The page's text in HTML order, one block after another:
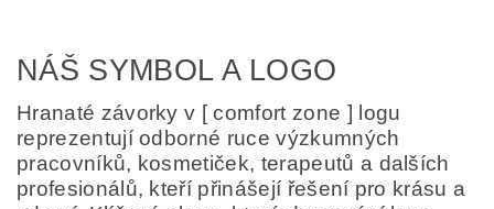
NÁŠ SYMBOL A LOGO
Hranaté závorky v [ comfort zone ] logu
reprezentují odborné ruce výzkumných
pracovníků, kosmetiček, terapeutů a dalších
profesionálů, kteří přinášejí řešení pro krásu a